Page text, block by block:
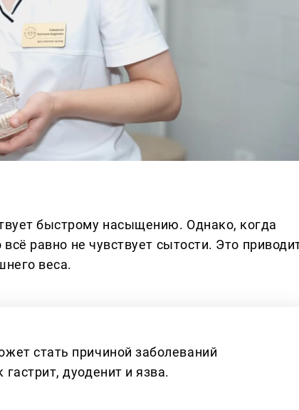
быстрому насыщению. Однако, когда
равно не чувствует сытости. Это
веса.
стать причиной заболеваний
дуоденит и язва.